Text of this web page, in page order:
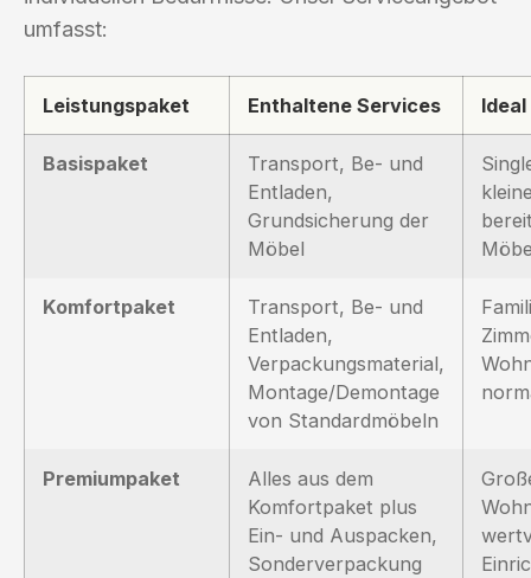
umfasst:
Leistungspaket Enthaltene Services
Basispaket
Transport, Be- und
Entladen,
Grundsicherung der
Möbel
Komfortpaket
Transport, Be- und
Entladen,
Verpackungsmaterial,
Montage/Demontage
von Standardmöbeln
Premiumpaket
Alles aus dem
Komfortpaket plus
Ein- und Auspacken,
Sonderverpackung